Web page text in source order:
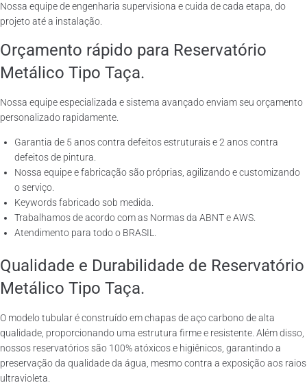
Nossa equipe de engenharia supervisiona e cuida de cada etapa, do
projeto até a instalação.
Orçamento rápido para Reservatório
Metálico Tipo Taça.
Nossa equipe especializada e sistema avançado enviam seu orçamento
personalizado rapidamente.
Garantia de 5 anos contra defeitos estruturais e 2 anos contra
defeitos de pintura.
Nossa equipe e fabricação são próprias, agilizando e customizando
o serviço.
Keywords fabricado sob medida.
Trabalhamos de acordo com as Normas da ABNT e AWS.
Atendimento para todo o BRASIL.
Qualidade e Durabilidade de Reservatório
Metálico Tipo Taça.
O modelo tubular é construído em chapas de aço carbono de alta
qualidade, proporcionando uma estrutura firme e resistente. Além disso,
nossos reservatórios são 100% atóxicos e higiênicos, garantindo a
preservação da qualidade da água, mesmo contra a exposição aos raios
ultravioleta.